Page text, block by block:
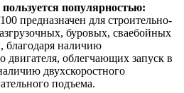
популярностью:
предназначен для строительно-
буровых, сваебойных
благодаря наличию
двигателя, облегчающих запуск в
двухскоростного
подъема.